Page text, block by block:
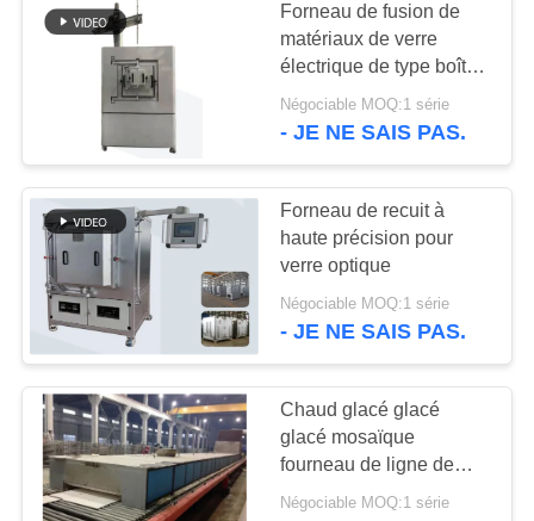
Four continu de
ceinture de maille
Four à moufle de
laboratoire
Forneau de fusion de
matériaux de verre
électrique de type boîte
20 ̊50 litres
Négociable MOQ:1 série
- JE NE SAIS PAS.
Forneau de recuit à
haute précision pour
verre optique
Négociable MOQ:1 série
- JE NE SAIS PAS.
Chaud glacé glacé
glacé mosaïque
fourneau de ligne de
production
Négociable MOQ:1 série